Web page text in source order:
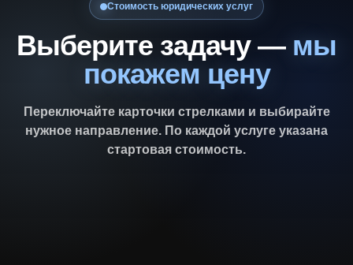
Стоимость юридических услуг
Выберите задачу — мы
покажем цену
Переключайте карточки стрелками и выбирайте
нужное направление. По каждой услуге указана
стартовая стоимость.